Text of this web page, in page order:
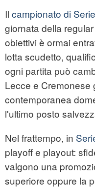
Il campionato di
giornata della
obiettivi è ormai
lotta scudetto,
ogni partita può
Lecce e Cremonese
contemporanea
l'ultimo posto
Nel frattempo, in
playoff e playout:
valgono una
superiore oppure la